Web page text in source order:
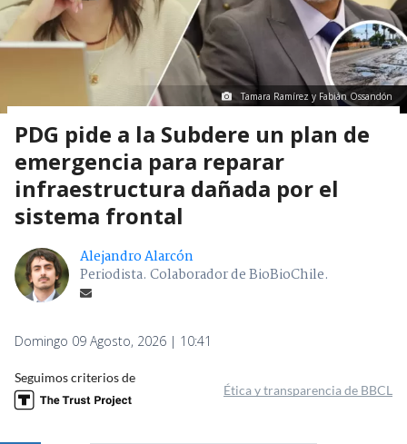
Tamara Ramírez y Fabián Ossandón
PDG pide a la Subdere un plan de
emergencia para reparar
infraestructura dañada por el
sistema frontal
Alejandro Alarcón
Periodista. Colaborador de BioBioChile.
Domingo 09 Agosto, 2026 | 10:41
Seguimos criterios de
Ética y transparencia de BBCL